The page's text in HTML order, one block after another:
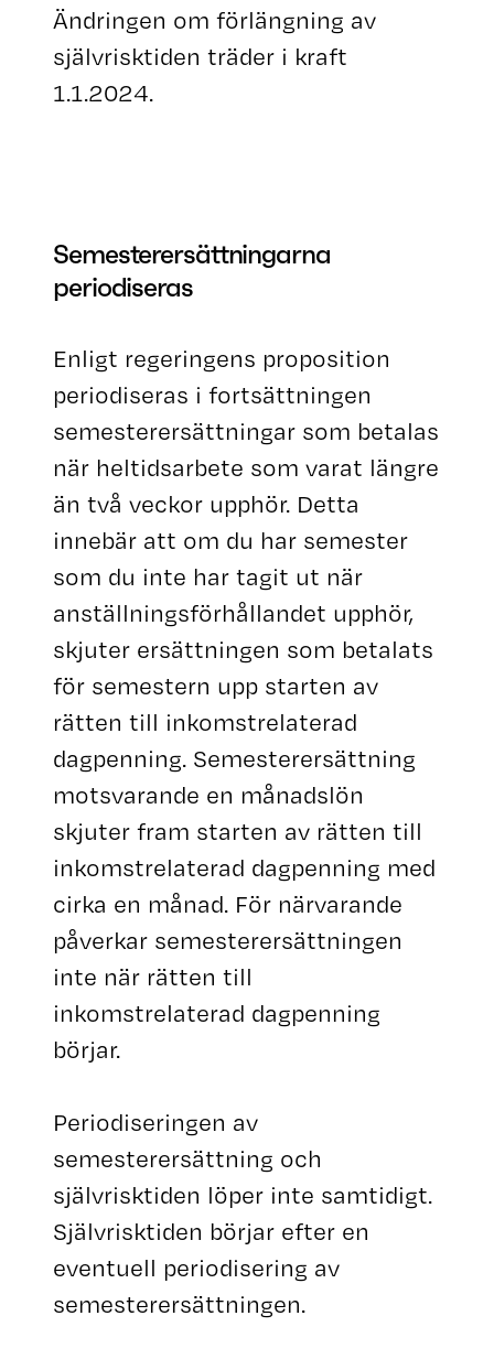
Ändringen om förlängning av
självrisktiden träder i kraft
1.1.2024.
Semesterersättningarna
periodiseras
Enligt regeringens proposition
periodiseras i fortsättningen
semesterersättningar som betalas
när heltidsarbete som varat längre
än två veckor upphör. Detta
innebär att om du har semester
som du inte har tagit ut när
anställningsförhållandet upphör,
skjuter ersättningen som betalats
för semestern upp starten av
rätten till inkomstrelaterad
dagpenning. Semesterersättning
motsvarande en månadslön
skjuter fram starten av rätten till
inkomstrelaterad dagpenning med
cirka en månad. För närvarande
påverkar semesterersättningen
inte när rätten till
inkomstrelaterad dagpenning
börjar.
Periodiseringen av
semesterersättning och
självrisktiden löper inte samtidigt.
Självrisktiden börjar efter en
eventuell periodisering av
semesterersättningen.